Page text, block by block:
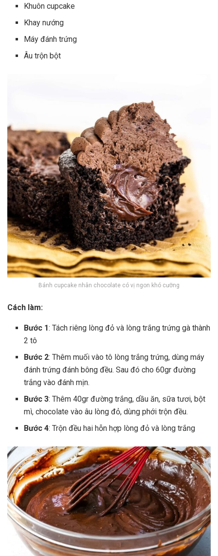
Khuôn cupcake
Khay nướng
Máy đánh trứng
Âu trộn bột
Bánh cupcake nhân chocolate có vị ngon khó cưỡng
Cách làm:
Bước 1: Tách riêng lòng đỏ và lòng trắng trứng gà thành
2 tô
Bước 2: Thêm muối vào tô lòng trắng trứng, dùng máy
đánh trứng đánh bông đều. Sau đó cho 60gr đường
trắng vào đánh mịn.
Bước 3: Thêm 40gr đường trắng, dầu ăn, sữa tươi, bột
mì, chocolate vào âu lòng đỏ, dùng phới trộn đều.
Bước 4: Trộn đều hai hỗn hợp lòng đỏ và lòng trắng